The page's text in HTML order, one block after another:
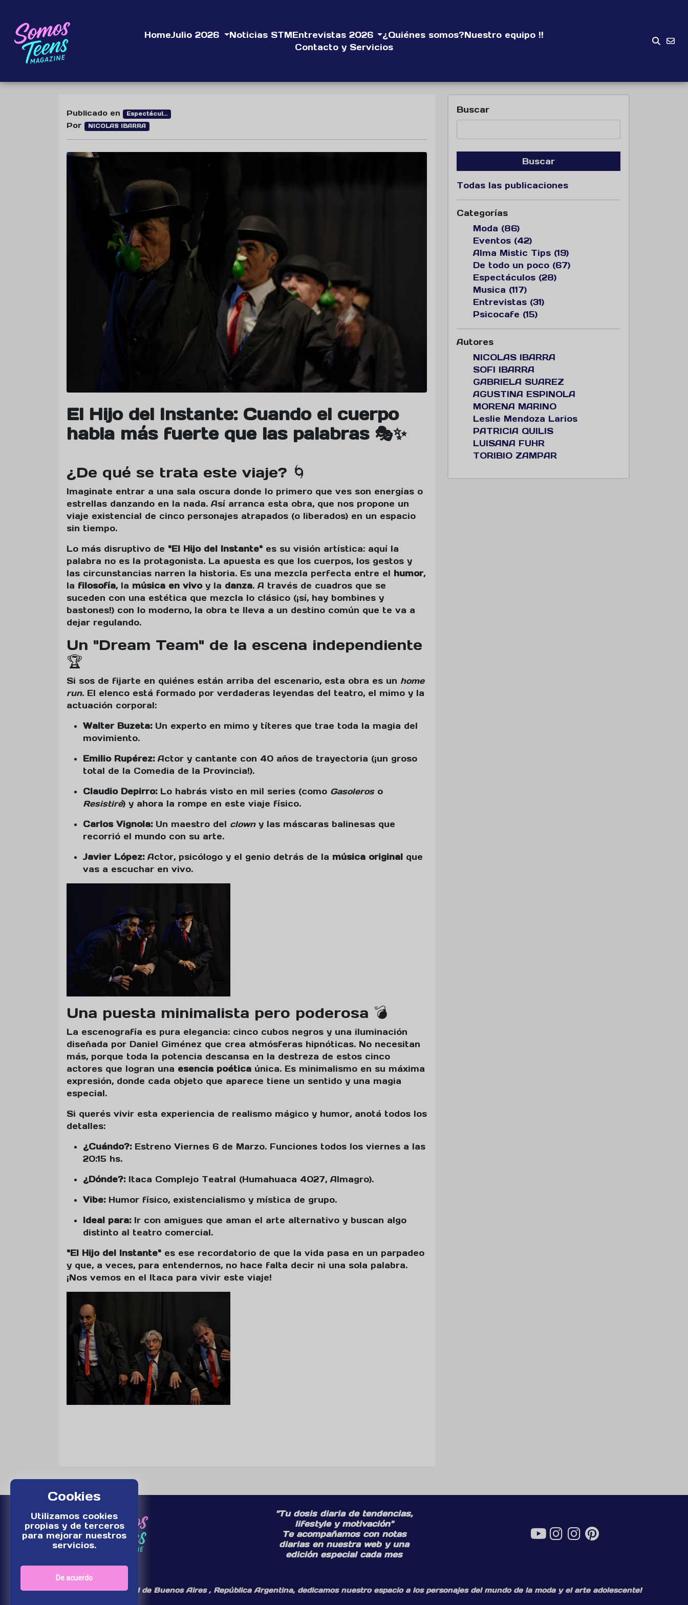
Cookies
Utilizamos cookies
propias y de terceros
para mejorar nuestros
servicios.
De acuerdo
HomeJulio 2026 Noticias STMEntrevistas 2026 ¿Quiénes somos?Nuestro equipo !!
Contacto y Servicios
Publicado en Espectácul...
Por NICOLAS IBARRA
El Hijo del Instante: Cuando el cuerpo
habla más fuerte que las palabras 🎭✨
¿De qué se trata este viaje? 🌀
Imaginate entrar a una sala oscura donde lo primero que ves son energías o
estrellas danzando en la nada. Así arranca esta obra, que nos propone un
viaje existencial de cinco personajes atrapados (o liberados) en un espacio
sin tiempo.
Lo más disruptivo de "El Hijo del Instante" es su visión artística: aquí la
palabra no es la protagonista. La apuesta es que los cuerpos, los gestos y
las circunstancias narren la historia. Es una mezcla perfecta entre el humor,
la filosofía, la música en vivoy la danza. A través de cuadros que se
suceden con una estética que mezcla lo clásico (¡sí, hay bombines y
bastones!) con lo moderno, la obra te lleva a un destino común que te va a
dejar regulando.
Un "Dream Team" de la escena independiente
🏆
Si sos de fijarte en quiénes están arriba del escenario, esta obra es un home
run. El elenco está formado por verdaderas leyendas del teatro, el mimo y la
actuación corporal:
Walter Buzeta:Un experto en mimo y títeres que trae toda la magia del
movimiento.
Emilio Rupérez:Actor y cantante con 40 años de trayectoria (¡un groso
total de la Comedia de la Provincia!).
Claudio Depirro:Lo habrás visto en mil series (como Gasoleroso
Resistiré) y ahora la rompe en este viaje físico.
Carlos Vignola:Un maestro del clowny las máscaras balinesas que
recorrió el mundo con su arte.
Javier López:Actor, psicólogo y el genio detrás de la música original que
vas a escuchar en vivo.
Una puesta minimalista pero poderosa 💣
La escenografía es pura elegancia: cinco cubos negros y una iluminación
diseñada por Daniel Giménez que crea atmósferas hipnóticas. No necesitan
más, porque toda la potencia descansa en la destreza de estos cinco
actores que logran una esencia poética única. Es minimalismo en su máxima
expresión, donde cada objeto que aparece tiene un sentido y una magia
especial.
Si querés vivir esta experiencia de realismo mágico y humor, anotá todos los
detalles:
¿Cuándo?:Estreno Viernes 6 de Marzo. Funciones todos los viernes a las
20:15 hs.
¿Dónde?:Itaca Complejo Teatral (Humahuaca 4027, Almagro).
Vibe:Humor físico, existencialismo y mística de grupo.
Ideal para:Ir con amigues que aman el arte alternativo y buscan algo
distinto al teatro comercial.
"El Hijo del Instante" es ese recordatorio de que la vida pasa en un parpadeo
y que, a veces, para entendernos, no hace falta decir ni una sola palabra.
¡Nos vemos en el Itaca para vivir este viaje!
Buscar
Buscar
Todas las publicaciones
Categorías
Moda (86)
Eventos (42)
Alma Mistic Tips (19)
De todo un poco (67)
Espectáculos (28)
Musica (117)
Entrevistas (31)
Psicocafe (15)
Autores
NICOLAS IBARRA
SOFI IBARRA
GABRIELA SUAREZ
AGUSTINA ESPINOLA
MORENA MARINO
Leslie Mendoza Larios
PATRICIA QUILIS
LUISANA FUHR
TORIBIO ZAMPAR
"Tu dosis diaria de tendencias,
lifestyle y motivación"
Te acompañamos con notas
diarias en nuestra web y una
edición especial cada mes
¡Somos un medio digital de Buenos Aires , República Argentina, dedicamos nuestro espacio a los personajes del mundo de la moda y el arte adolescente!